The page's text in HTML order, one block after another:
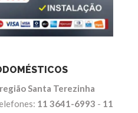
região Santa Terezinha
11 3641-6993 - 11